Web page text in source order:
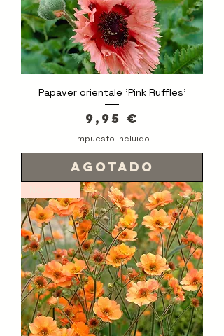
Papaver orientale 'Pink Ruffles'
Precio
9,95 €
Impuesto incluido
Agotado